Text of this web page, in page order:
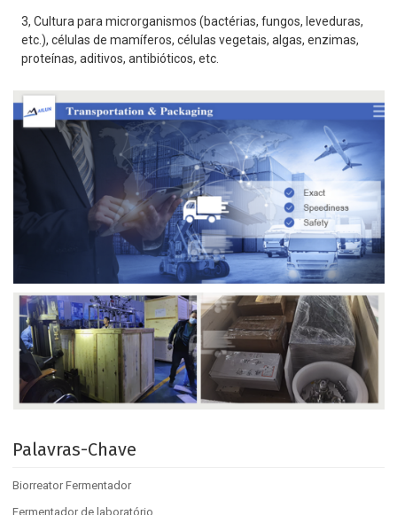
3, Cultura para microrganismos (bactérias, fungos, leveduras,
etc.), células de mamíferos, células vegetais, algas, enzimas,
proteínas, aditivos, antibióticos, etc.
Palavras-Chave
Biorreator Fermentador
Fermentador de laboratório